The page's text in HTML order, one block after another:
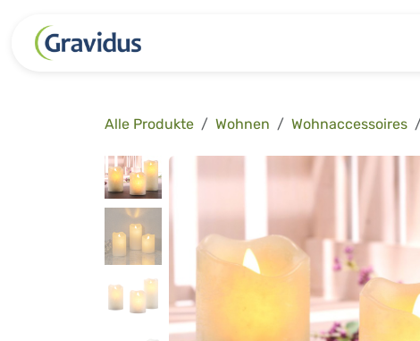
Alle Produkte Wohnen Wohnaccessoires